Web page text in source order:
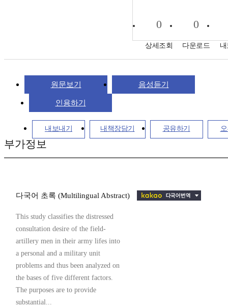
0
상세조회
0
다운로드
원문보기 음성듣기
인용하기
내보내기 내책장담기 공유하기
부가정보
다국어 초록 (Multilingual Abstract)
This study classifies the distressed
consultation desire of the field-
artillery men in their army lifes into
a personal and a military unit
problems and thus been analyzed on
the bases of five different factors.
The purposes are to provide
substantial...